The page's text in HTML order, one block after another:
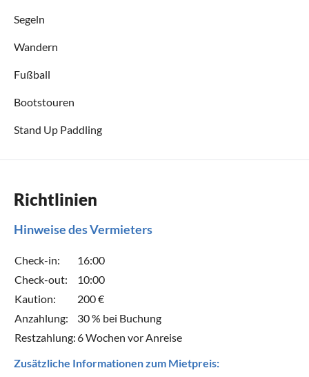
Segeln
Wandern
Fußball
Bootstouren
Stand Up Paddling
Richtlinien
Hinweise des Vermieters
Check-in:
16:00
Check-out:
10:00
Kaution:
200 €
Anzahlung:
30 % bei Buchung
Restzahlung:6 Wochen vor Anreise
Zusätzliche Informationen zum Mietpreis: